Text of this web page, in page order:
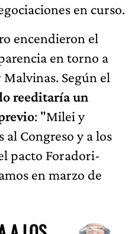
en curso.
encendieron el
en torno a
Según el
reeditaría un
: "Milei y
Congreso y a los
pacto Foradori-
en marzo de